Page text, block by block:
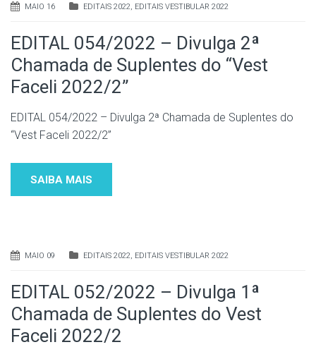
MAIO 16 EDITAIS 2022, EDITAIS VESTIBULAR 2022
EDITAL 054/2022 – Divulga 2ª
Chamada de Suplentes do “Vest
Faceli 2022/2”
EDITAL 054/2022 – Divulga 2ª Chamada de Suplentes do
“Vest Faceli 2022/2”
SAIBA MAIS
MAIO 09 EDITAIS 2022, EDITAIS VESTIBULAR 2022
EDITAL 052/2022 – Divulga 1ª
Chamada de Suplentes do Vest
Faceli 2022/2